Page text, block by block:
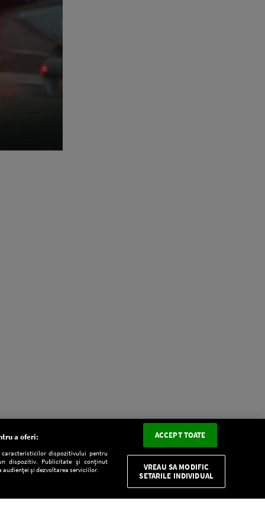
CONFIDENŢIALITATE
a oferi:
dispozitivului pentru
dispozitiv. Publicitate și conținut
și dezvoltarea serviciilor.
ACCEPT TOATE
VREAU SA MODIFIC
SETARILE INDIVIDUAL